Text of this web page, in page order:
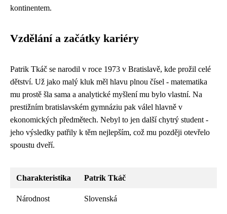
kontinentem.
Vzdělání a začátky kariéry
Patrik Tkáč se narodil v roce 1973 v Bratislavě, kde prožil celé
dětství. Už jako malý kluk měl hlavu plnou čísel - matematika
mu prostě šla sama a analytické myšlení mu bylo vlastní. Na
prestižním bratislavském gymnáziu pak válel hlavně v
ekonomických předmětech. Nebyl to jen další chytrý student -
jeho výsledky patřily k těm nejlepším, což mu později otevřelo
spoustu dveří.
Charakteristika Patrik Tkáč
Národnost Slovenská